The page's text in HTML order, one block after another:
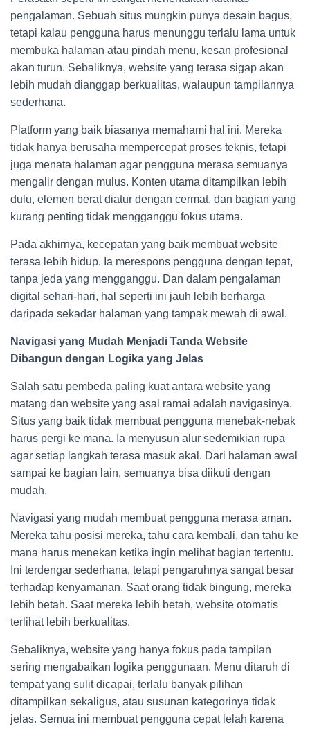
pengalaman. Sebuah situs mungkin punya desain bagus,
tetapi kalau pengguna harus menunggu terlalu lama untuk
membuka halaman atau pindah menu, kesan profesional
akan turun. Sebaliknya, website yang terasa sigap akan
lebih mudah dianggap berkualitas, walaupun tampilannya
sederhana.
Platform yang baik biasanya memahami hal ini. Mereka
tidak hanya berusaha mempercepat proses teknis, tetapi
juga menata halaman agar pengguna merasa semuanya
mengalir dengan mulus. Konten utama ditampilkan lebih
dulu, elemen berat diatur dengan cermat, dan bagian yang
kurang penting tidak mengganggu fokus utama.
Pada akhirnya, kecepatan yang baik membuat website
terasa lebih hidup. Ia merespons pengguna dengan tepat,
tanpa jeda yang mengganggu. Dan dalam pengalaman
digital sehari-hari, hal seperti ini jauh lebih berharga
daripada sekadar halaman yang tampak mewah di awal.
Navigasi yang Mudah Menjadi Tanda Website
Dibangun dengan Logika yang Jelas
Salah satu pembeda paling kuat antara website yang
matang dan website yang asal ramai adalah navigasinya.
Situs yang baik tidak membuat pengguna menebak-nebak
harus pergi ke mana. Ia menyusun alur sedemikian rupa
agar setiap langkah terasa masuk akal. Dari halaman awal
sampai ke bagian lain, semuanya bisa diikuti dengan
mudah.
Navigasi yang mudah membuat pengguna merasa aman.
Mereka tahu posisi mereka, tahu cara kembali, dan tahu ke
mana harus menekan ketika ingin melihat bagian tertentu.
Ini terdengar sederhana, tetapi pengaruhnya sangat besar
terhadap kenyamanan. Saat orang tidak bingung, mereka
lebih betah. Saat mereka lebih betah, website otomatis
terlihat lebih berkualitas.
Sebaliknya, website yang hanya fokus pada tampilan
sering mengabaikan logika penggunaan. Menu ditaruh di
tempat yang sulit dicapai, terlalu banyak pilihan
ditampilkan sekaligus, atau susunan kategorinya tidak
jelas. Semua ini membuat pengguna cepat lelah karena